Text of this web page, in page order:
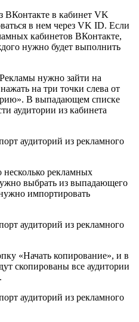
ВКонтакте в кабинет VK
в нем через VK ID. Если
кабинетов ВКонтакте,
нужно будет выполнить
нужно зайти на
на три точки слева от
В выпадающем списке
аудитории из кабинета
рекламных
выбрать из выпадающего
импортировать
«Начать копирование», и в
скопированы все аудитории